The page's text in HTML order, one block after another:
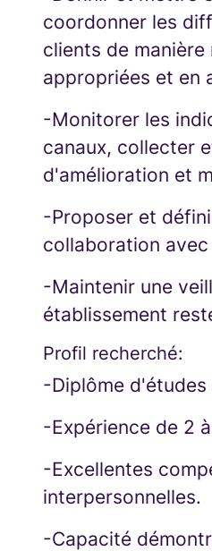
coordonner les
clients de
appropriées et en
-Monitorer les
canaux, collecter
d'amélioration et
-Proposer et
collaboration
-Maintenir une
établissement
Profil recherché:
-Diplôme d'études
-Expérience de 2
-Excellentes
interpersonnelles.
-Capacité